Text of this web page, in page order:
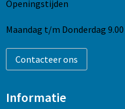
Openingstijden
Maandag t/m Donderdag 9.00
Contacteer ons
Informatie